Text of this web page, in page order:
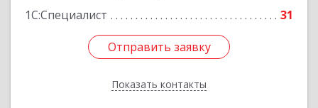
1С:Специалист
31
Отправить заявку
Показать контакты
Отправить заявку
Назад